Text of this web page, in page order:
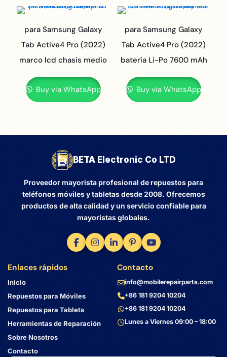
para Samsung Galaxy
Tab Active4 Pro (2022)
marco lcd chasis medio
Buy via WhatsApp
para Samsung Galaxy
Tab Active4 Pro (2022)
batería Li-Po 7600 mAh
Buy via WhatsApp
BETA Electronic Co LTD
Proveedor mayorista profesional de repuestos para
teléfonos móviles y tabletas desde 2008. Ofrecemos
productos de alta calidad y un servicio confiable para
mayoristas globales.
Enlaces rápidos
Inicio
Repuestos para Móviles
Repuestos para Tablets
Herramientas de Reparación
Sobre Nosotros
Contacto
Contacto
info@mobilerepairparts.com
+86 181 9204 10204
+86 181 9204 10204
Lunes a Viernes 09:00 – 18:00